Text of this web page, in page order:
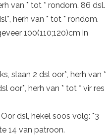
van * tot * rondom. 86 dsl.
herh van * tot * rondom.
100(110;120)cm in
slaan 2 dsl oor*, herh van *
oor*, herh van * tot * vir res
dsl, hekel soos volg: *3
14 van patroon.